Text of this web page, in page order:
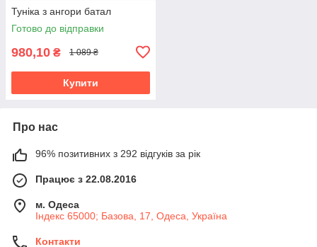
Туніка з ангори батал
Готово до відправки
980,10 ₴ 1 089 ₴
Купити
Про нас
96% позитивних з 292 відгуків за рік
Працює з 22.08.2016
м. Одеса
Індекс 65000; Базова, 17, Одеса, Україна
Контакти